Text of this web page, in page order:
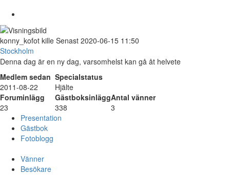
konny_kofot kille Senast 2020-06-15 11:50
Stockholm
Denna dag är en ny dag, varsomhelst kan gå åt helvete
Medlem sedan Specialstatus
2011-08-22
Hjälte
Foruminlägg
GästboksinläggAntal vänner
23
338
3
Presentation
Gästbok
Fotoblogg
Vänner
Besökare